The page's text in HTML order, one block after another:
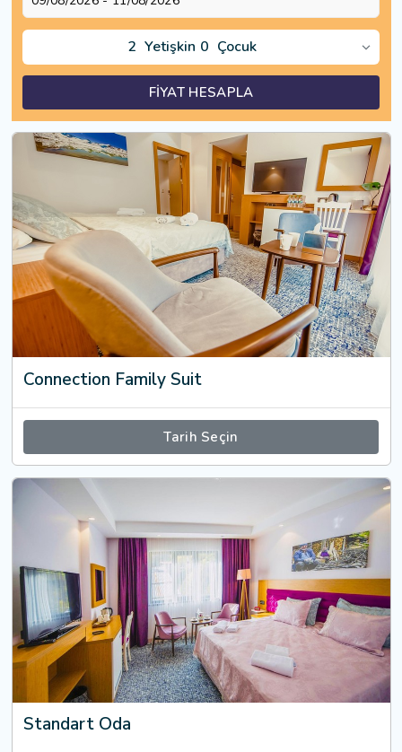
2 Yetişkin 0 Çocuk
FİYAT HESAPLA
Connection Family Suit
Tarih Seçin
Standart Oda